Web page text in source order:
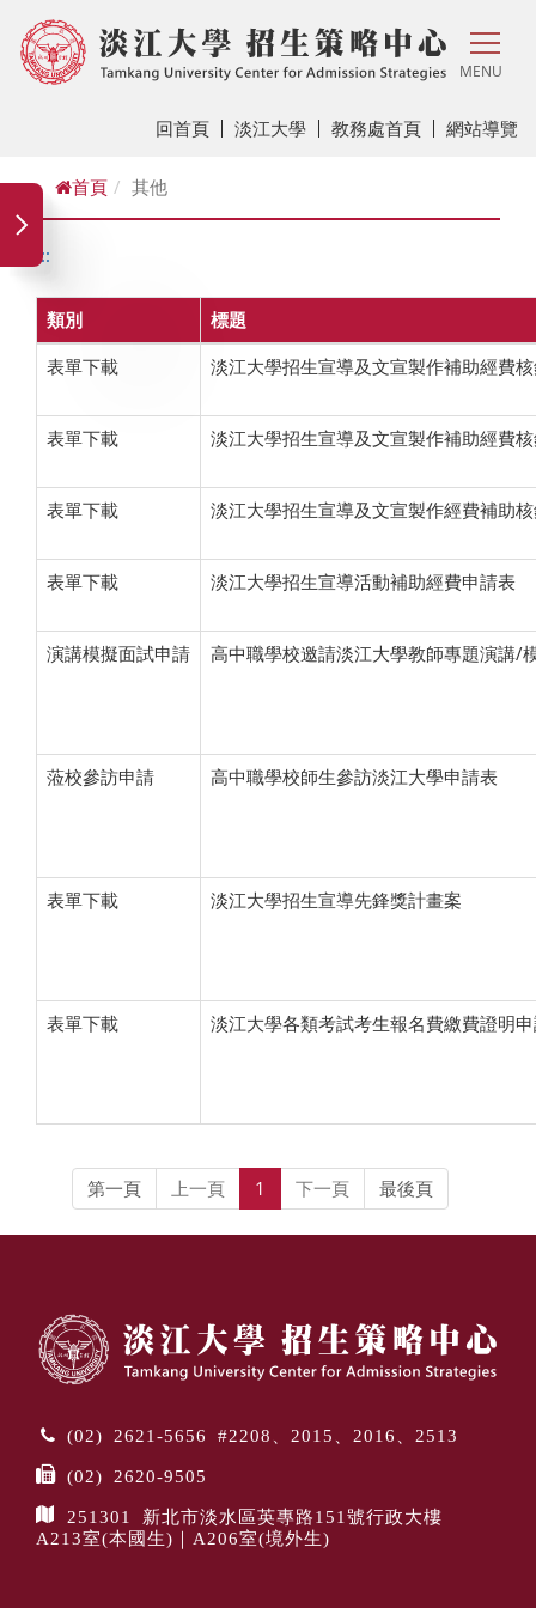
MENU
回首頁 淡江大學 教務處首頁 網站導覽
首頁 其他
:::
類別
標題
表單下載
淡江大學招生宣導及文宣製作補助經費
表單下載 淡江大學招生宣導及文宣製作補助經費
表單下載 淡江大學招生宣導及文宣製作經費補助
表單下載 淡江大學招生宣導活動補助經費申請表
演講模擬面試申請 高中職學校邀請淡江大學教師專題演講/
蒞校參訪申請 高中職學校師生參訪淡江大學申請表
表單下載 淡江大學招生宣導先鋒獎計畫案
表單下載 淡江大學各類考試考生報名費繳費證明
第一頁 上一頁 1 下一頁 最後頁
(02) 2621-5656 #2208、2015、2016、2513
(02) 2620-9505
251301 新北市淡水區英專路151號行政大樓
A213室(本國生)｜A206室(境外生)